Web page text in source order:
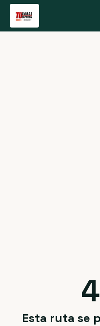
Esta ruta se